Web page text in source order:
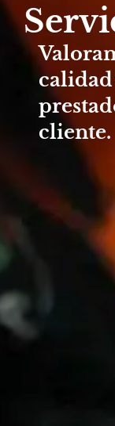
cliente.